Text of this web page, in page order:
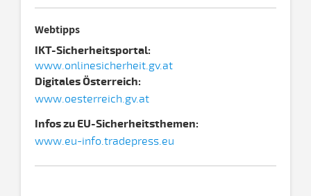
Webtipps
IKT-Sicherheitsportal:
www.onlinesicherheit.gv.at
Digitales Österreich:
www.oesterreich.gv.at
Infos zu EU-Sicherheitsthemen:
www.eu-info.tradepress.eu